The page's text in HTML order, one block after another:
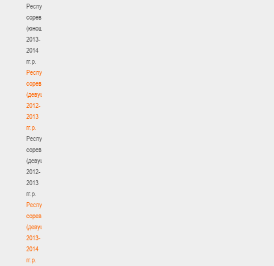
Республиканские
соревнования
(юноши)
2013-
2014
гг.р.
Республиканские
соревнования
(девушки)
2012-
2013
гг.р.
Республиканские
соревнования
(девушки)
2012-
2013
гг.р.
Республиканские
соревнования
(девушки)
2013-
2014
гг.р.